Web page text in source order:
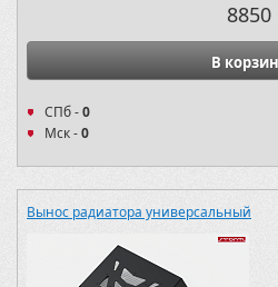
8850
В
СПб -0
Мск -0
Вынос радиатора универсальный